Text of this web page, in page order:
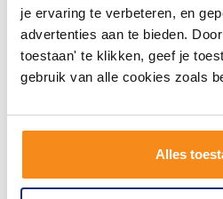
je ervaring te verbeteren, en
advertenties aan te bieden.
toestaan' te klikken, geef je
gebruik van alle cookies zoals
Alles
Meer info
badkamer op Instagram